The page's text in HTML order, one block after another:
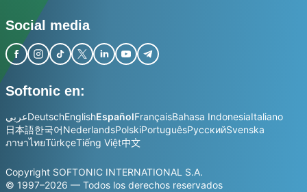
Social media
Softonic en:
عربيDeutschEnglishEspañolFrançaisBahasa IndonesiaItaliano
日本語한국어NederlandsPolskiPortuguêsРусскийSvenska
ภาษาไทยTürkçeTiếng Việt中文
Copyright SOFTONIC INTERNATIONAL S.A.
© 1997–2026 — Todos los derechos reservados